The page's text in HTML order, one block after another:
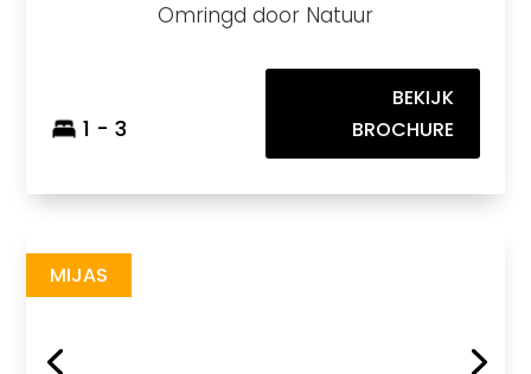
Omringd door Natuur
1 - 3
BEKIJK
BROCHURE
MIJAS